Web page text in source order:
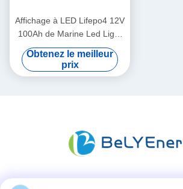
Affichage à LED Lifepo4 12V
100Ah de Marine Led Light
Lithium Battery
Obtenez le meilleur
prix